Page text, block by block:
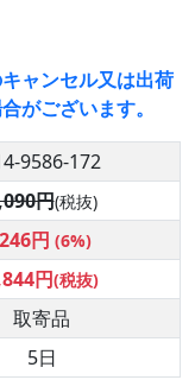
ャンセル又は出荷
がございます。
9586-172
円(税抜)
円 (6%)
円(税抜)
取寄品
5日